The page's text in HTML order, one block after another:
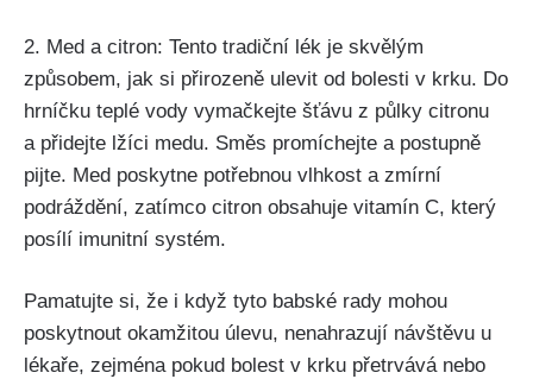
2. Med a citron: Tento‍ tradiční lék je skvělým
způsobem,⁤ jak‌ si ⁣přirozeně ​ulevit od bolesti ‌v krku. Do
‍hrníčku teplé ​vody vymačkejte šťávu z půlky‌ citronu ​
a ‌přidejte lžíci medu. Směs promíchejte a postupně
pijte. Med poskytne ⁣potřebnou vlhkost a zmírní
podráždění, zatímco⁤ citron obsahuje vitamín⁢ C,⁣ který
posílí‍ imunitní systém.
Pamatujte si, že i když ⁢tyto babské rady mohou
poskytnout okamžitou úlevu, ‌nenahrazují návštěvu u
lékaře, zejména pokud bolest ‍v krku přetrvává nebo